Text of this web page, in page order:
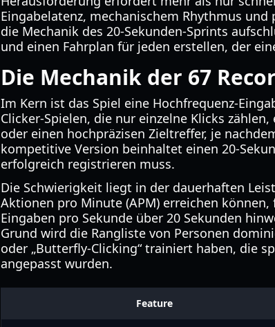
Eingabelatenz, mechanischem Rhythmus
die Mechanik des 20-Sekunden-Sprints
und einen Fahrplan für jeden erstellen, der
Die Mechanik der 67
Im Kern ist das Spiel eine Hochfrequenz-
Clicker-Spielen, die nur einzelne Klicks
oder einen hochpräzisen Zieltreffer, je
kompetitive Version beinhaltet einen 20-
erfolgreich registrieren muss.
Die Schwierigkeit liegt in der dauerhaften
Aktionen pro Minute (APM) erreichen
Eingaben pro Sekunde über 20 Sekunden
Grund wird die Rangliste von Personen
oder „Butterfly-Clicking“ trainiert haben, die
angepasst wurden.
Feature